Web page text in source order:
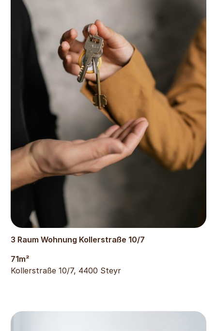
514€
3 Raum Wohnung Kollerstraße 10/7
71m²
Kollerstraße 10/7, 4400 Steyr